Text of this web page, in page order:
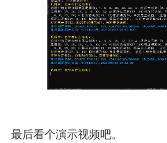
最后看个演示视频吧。